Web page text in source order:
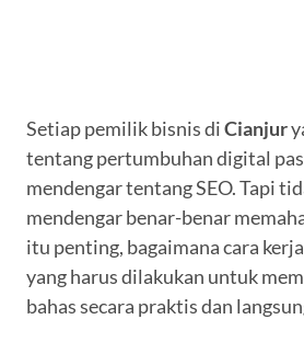
Setiap pemilik bisnis diCianjur
tentang pertumbuhan digital
mendengar tentang SEO. Tapi
mendengar benar-benar
itu penting, bagaimana cara
yang harus dilakukan untuk
bahas secara praktis dan